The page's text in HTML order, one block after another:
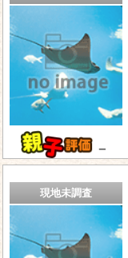
－
現地未調査